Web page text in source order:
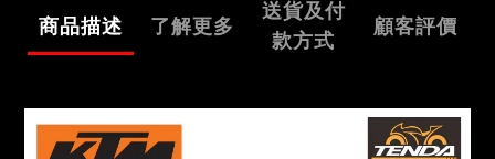
商品描述 了解更多
送貨及付
款方式
顧客評價